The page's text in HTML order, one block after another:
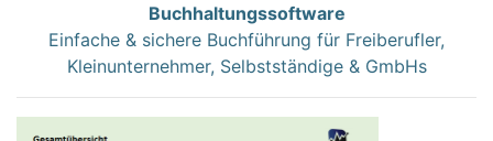
Buchhaltungssoftware
Einfache & sichere Buchführung für Freiberufler,
Kleinunternehmer, Selbstständige & GmbHs